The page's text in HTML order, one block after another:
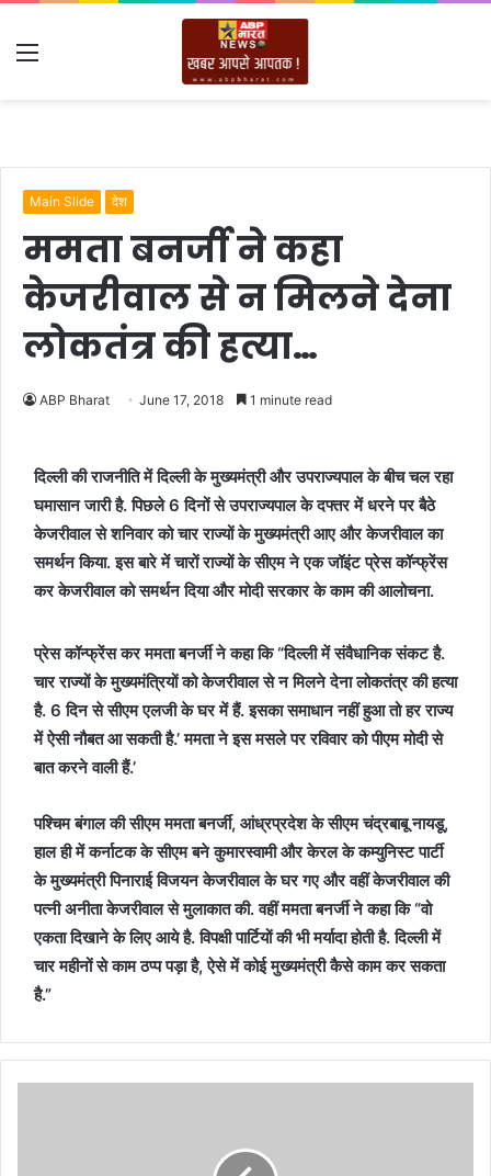
Menu
Main Slide देश
ममता बनर्जी ने कहा
केजरीवाल से न मिलने देना
लोकतंत्र की हत्या…
ABP Bharat June 17, 2018 1 minute read
दिल्ली की राजनीति में दिल्ली के मुख्यमंत्री और उपराज्यपाल के बीच चल रहा
घमासान जारी है. पिछले 6 दिनों से उपराज्यपाल के दफ्तर में धरने पर बैठे
केजरीवाल से शनिवार को चार राज्यों के मुख्यमंत्री आए और केजरीवाल का
समर्थन किया. इस बारे में चारों राज्यों के सीएम ने एक जॉइंट प्रेस कॉन्फ्रेंस
कर केजरीवाल को समर्थन दिया और मोदी सरकार के काम की आलोचना.
प्रेस कॉन्फ्रेंस कर ममता बनर्जी ने कहा कि “दिल्ली में संवैधानिक संकट है.
चार राज्यों के मुख्यमंत्रियों को केजरीवाल से न मिलने देना लोकतंत्र की हत्या
है. 6 दिन से सीएम एलजी के घर में हैं. इसका समाधान नहीं हुआ तो हर राज्य
में ऐसी नौबत आ सकती है.’ ममता ने इस मसले पर रविवार को पीएम मोदी से
बात करने वाली हैं.’
पश्चिम बंगाल की सीएम ममता बनर्जी, आंध्रप्रदेश के सीएम चंद्रबाबू नायडू,
हाल ही में कर्नाटक के सीएम बने कुमारस्वामी और केरल के कम्युनिस्ट पार्टी
के मुख्यमंत्री पिनाराई विजयन केजरीवाल के घर गए और वहीं केजरीवाल की
पत्नी अनीता केजरीवाल से मुलाकात की. वहीं ममता बनर्जी ने कहा कि “वो
एकता दिखाने के लिए आये है. विपक्षी पार्टियों की भी मर्यादा होती है. दिल्ली में
चार महीनों से काम ठप्प पड़ा है, ऐसे में कोई मुख्यमंत्री कैसे काम कर सकता
है.”